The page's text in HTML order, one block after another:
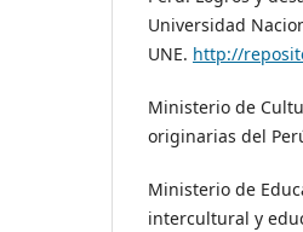
Universidad
UNE. http://
Ministerio de
originarias del
Ministerio de
intercultural y